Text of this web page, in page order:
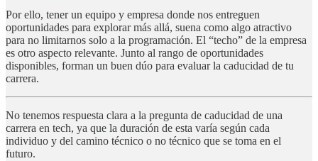
Por ello, tener un equipo y empresa donde nos entreguen
oportunidades para explorar más allá, suena como algo atractivo
para no limitarnos solo a la programación. El “techo” de la empresa
es otro aspecto relevante. Junto al rango de oportunidades
disponibles, forman un buen dúo para evaluar la caducidad de tu
carrera.
No tenemos respuesta clara a la pregunta de caducidad de una
carrera en tech, ya que la duración de esta varía según cada
individuo y del camino técnico o no técnico que se toma en el
futuro.